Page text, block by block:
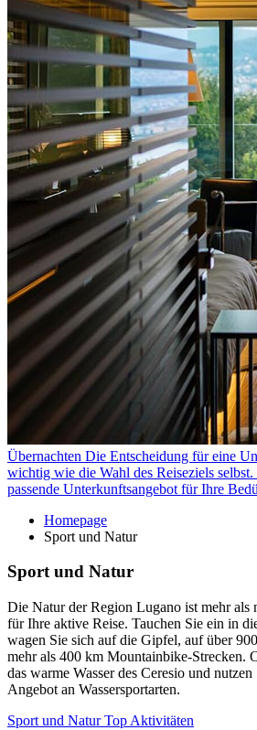
Übernachten Die Entscheidung für eine
wichtig wie die Wahl des Reiseziels
passende Unterkunftsangebot für Ihre
Homepage
Sport und Natur
Sport und Natur
Die Natur der Region Lugano ist mehr als
für Ihre aktive Reise. Tauchen Sie ein in
wagen Sie sich auf die Gipfel, auf über
mehr als 400 km Mountainbike-Strecken.
das warme Wasser des Ceresio und
Angebot an Wassersportarten.
Sport und Natur Top Aktivitäten